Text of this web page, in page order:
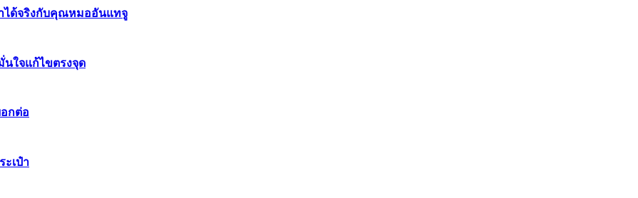
ได้จริงกับคุณหมออันแทจู
นใจแก้ไขตรงจุด
อกต่อ
ะเป๋า